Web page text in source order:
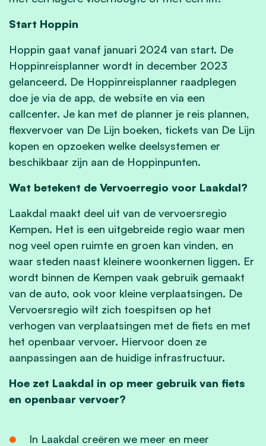
Start Hoppin
Hoppin gaat vanaf januari 2024 van start. De
Hoppinreisplanner wordt in december 2023
gelanceerd. De Hoppinreisplanner raadplegen
doe je via de app, de website en via een
callcenter. Je kan met de planner je reis plannen,
flexvervoer van De Lijn boeken, tickets van De Lijn
kopen en opzoeken welke deelsystemen er
beschikbaar zijn aan de Hoppinpunten.
Wat betekent de Vervoerregio voor Laakdal?
Laakdal maakt deel uit van de vervoersregio
Kempen. Het is een uitgebreide regio waar men
nog veel open ruimte en groen kan vinden, en
waar steden naast kleinere woonkernen liggen. Er
wordt binnen de Kempen vaak gebruik gemaakt
van de auto, ook voor kleine verplaatsingen. De
Vervoersregio wilt zich toespitsen op het
verhogen van verplaatsingen met de fiets en met
het openbaar vervoer. Hiervoor doen ze
aanpassingen aan de huidige infrastructuur.
Hoe zet Laakdal in op meer gebruik van fiets
en openbaar vervoer?
In Laakdal creëren we meer en meer